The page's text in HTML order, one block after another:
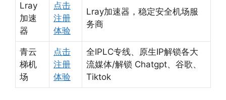
Lray
加速
器
点击
注册
体验
Lray加速器，稳定安全机场服
务商
青云
梯机
场
点击
注册
体验
全IPLC专线、原生IP解锁各大
流媒体/解锁 Chatgpt、谷歌、
Tiktok